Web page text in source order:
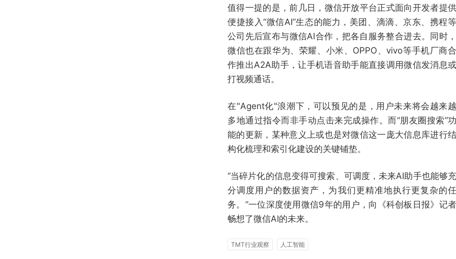
值得一提的是，前几日，微信开放平台正式面向开发者提供
便捷接入“微信AI”生态的能力，美团、滴滴、京东、携程等
公司先后宣布与微信AI合作，把各自服务整合进去。同时，
微信也在跟华为、荣耀、小米、OPPO、vivo等手机厂商合
作推出A2A助手，让手机语音助手能直接调用微信发消息或
打视频通话。
在"Agent化"浪潮下，可以预见的是，用户未来将会越来越
多地通过指令而非手动点击来完成操作。而“朋友圈搜索”功
能的更新，某种意义上或也是对微信这一庞大信息库进行结
构化梳理和索引化建设的关键铺垫。
“当碎片化的信息变得可搜索、可调度，未来AI助手也能够充
分调度用户的数据资产，为我们更精准地执行更复杂的任
务。”一位深度使用微信9年的用户，向《科创板日报》记者
畅想了微信AI的未来。
TMT行业观察 人工智能